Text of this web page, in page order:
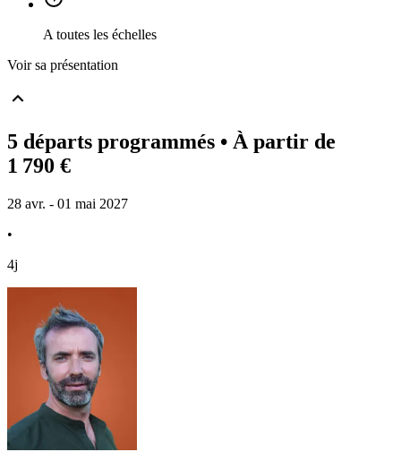
A toutes les échelles
Voir sa présentation
5 départs programmés • À partir de
1 790 €
28 avr. - 01 mai 2027
•
4j